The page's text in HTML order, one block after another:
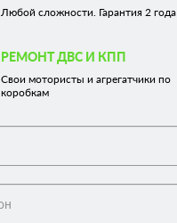
Любой сложности. Гарантия 2 года
РЕМОНТ ДВС И КПП
Свои мотористы и агрегатчики по
коробкам